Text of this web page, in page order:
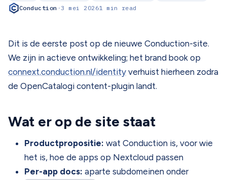
Conduction ·3 mei 20261 min read
Dit is de eerste post op de nieuwe Conduction-site.
We zijn in actieve ontwikkeling; het brand book op
connext.conduction.nl/identity verhuist hierheen zodra
de OpenCatalogi content-plugin landt.
Wat er op de site staat
Productpropositie: wat Conduction is, voor wie
het is, hoe de apps op Nextcloud passen
Per-app docs: aparte subdomeinen onder